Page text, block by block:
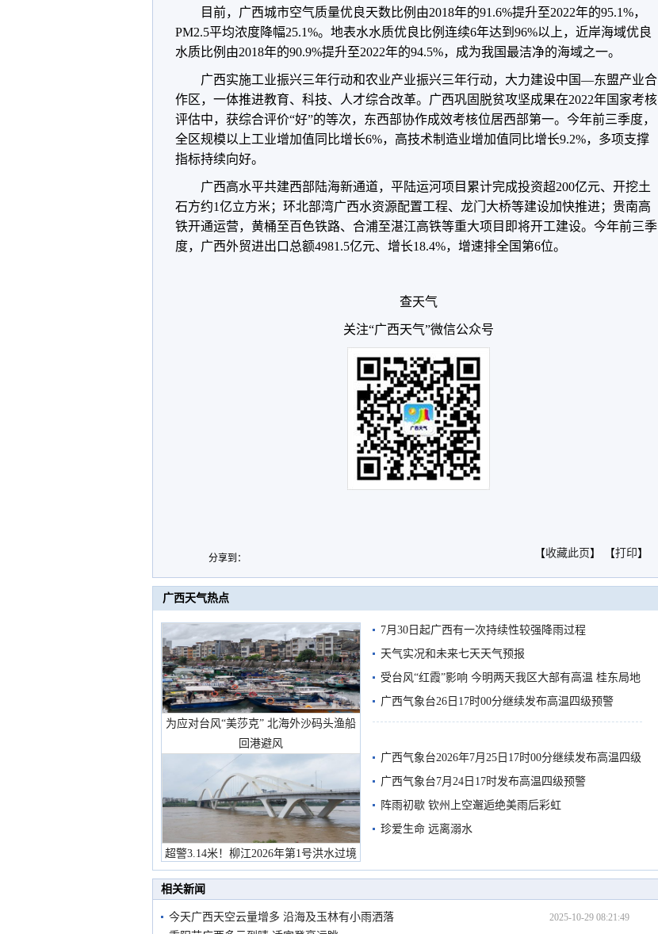
目前，广西城市空气质量优良天数比例由2018年的91.6%提升至2022年的95.1%，
PM2.5平均浓度降幅25.1%。地表水水质优良比例连续6年达到96%以上，近岸海域优良
水质比例由2018年的90.9%提升至2022年的94.5%，成为我国最洁净的海域之一。
广西实施工业振兴三年行动和农业产业振兴三年行动，大力建设中国—东盟产业合
作区，一体推进教育、科技、人才综合改革。广西巩固脱贫攻坚成果在2022年国家考核
评估中，获综合评价“好”的等次，东西部协作成效考核位居西部第一。今年前三季度，
全区规模以上工业增加值同比增长6%，高技术制造业增加值同比增长9.2%，多项支撑
指标持续向好。
广西高水平共建西部陆海新通道，平陆运河项目累计完成投资超200亿元、开挖土
石方约1亿立方米；环北部湾广西水资源配置工程、龙门大桥等建设加快推进；贵南高
铁开通运营，黄桶至百色铁路、合浦至湛江高铁等重大项目即将开工建设。今年前三季
度，广西外贸进出口总额4981.5亿元、增长18.4%，增速排全国第6位。
查天气
关注“广西天气”微信公众号
分享到： 【收藏此页 】 【打印】
广西天气热点
为应对台风“美莎克” 北海外沙码头渔船
回港避风
超警3.14米！柳江2026年第1号洪水过境
市民在堤岸见证汛况
7月30日起广西有一次持续性较强降雨过程
天气实况和未来七天天气预报
受台风“红霞”影响 今明两天我区大部有高温 桂东局地
有较强降雨
广西气象台26日17时00分继续发布高温四级预警
广西气象台2026年7月25日17时00分继续发布高温四级
预警
广西气象台7月24日17时发布高温四级预警
阵雨初歇 钦州上空邂逅绝美雨后彩虹
珍爱生命 远离溺水
相关新闻
今天广西天空云量增多 沿海及玉林有小雨洒落 2025-10-29 08:21:49